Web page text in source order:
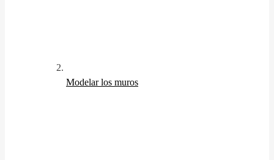
Modelar los muros